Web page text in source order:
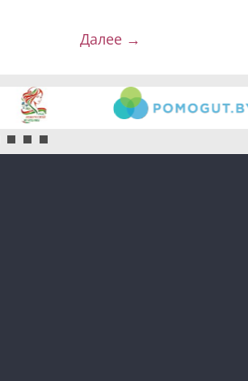
Далее →